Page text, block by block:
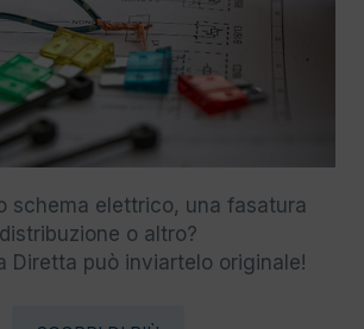
schema elettrico, una fasatura
distribuzione o altro?
Diretta può inviartelo originale!